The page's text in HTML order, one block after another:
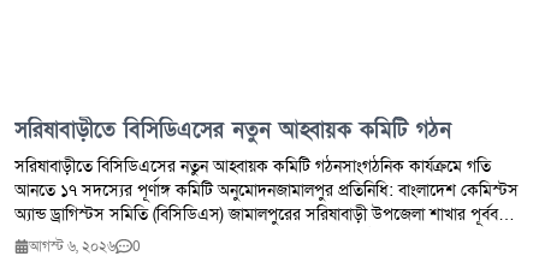
সরিষাবাড়ীতে বিসিডিএসের নতুন আহ্বায়ক কমিটি গঠন
সরিষাবাড়ীতে বিসিডিএসের নতুন আহ্বায়ক কমিটি গঠনসাংগঠনিক কার্যক্রমে গতি
আনতে ১৭ সদস্যের পূর্ণাঙ্গ কমিটি অনুমোদনজামালপুর প্রতিনিধি: বাংলাদেশ কেমিস্টস
অ্যান্ড ড্রাগিস্টস সমিতি (বিসিডিএস) জামালপুরের সরিষাবাড়ী উপজেলা শাখার পূর্ববর্তী
কমিটি বিলুপ্ত করে ১৭ সদস্যবিশিষ্ট নতুন আহ্বায়ক কমিটি গঠন করা হয়েছে।
আগস্ট ৬, ২০২৬ 0